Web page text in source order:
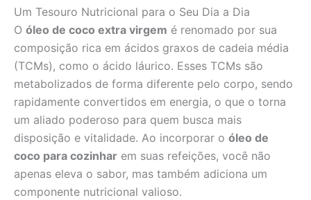
Um Tesouro Nutricional para o Seu Dia a Dia
O óleo de coco extra virgem é renomado por sua
composição rica em ácidos graxos de cadeia média
(TCMs), como o ácido láurico. Esses TCMs são
metabolizados de forma diferente pelo corpo, sendo
rapidamente convertidos em energia, o que o torna
um aliado poderoso para quem busca mais
disposição e vitalidade. Ao incorporar o óleo de
coco para cozinhar em suas refeições, você não
apenas eleva o sabor, mas também adiciona um
componente nutricional valioso.